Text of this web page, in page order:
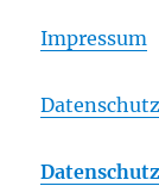
Impressum
Datenschutz